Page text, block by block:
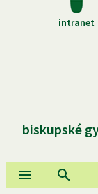
intranet
biskupské